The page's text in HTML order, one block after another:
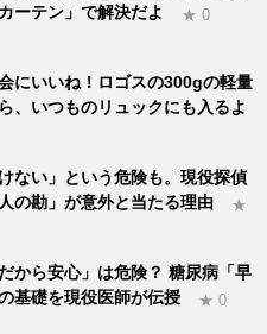
ーテン」で解決だよ
★ 0
にいいね！ロゴスの300gの軽量
、いつものリュックにも入るよ
ない」という危険も。現役探偵
の勘」が意外と当たる理由
★
から安心」は危険？ 糖尿病「早
基礎を現役医師が伝授
★ 0